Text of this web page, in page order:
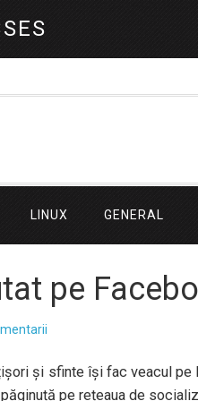
LINUX GENERAL
pe
și sfinte își fac veacul pe
pe rețeaua de